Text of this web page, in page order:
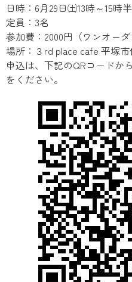
日時：6月29日㈯13時～15時半
定員：3名
参加費：2000円（ワンオーダ
場所：３rd place cafe 平塚市
申込は、下記のQRコードか
をください。